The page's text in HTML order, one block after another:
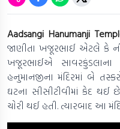
Aadsangi Hanumanji
જાણીતા ખજૂરભાઈ એટલે કે
ખજૂરભાઈએ
હનુમાનજીના મંદિરમાં બે
ઘટના સીસીટીવીમાં કેદ
ચોરી થઈ હતી. ત્યારબાદ આ